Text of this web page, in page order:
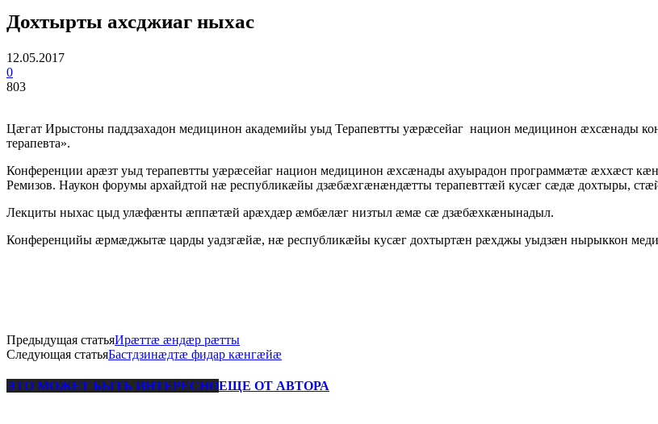
Дохтырты ахсджиаг ныхас
12.05.2017
0
803
Цæгат Ирыстоны паддзахадон медицинон академийы уыд Терапевтты уæрæсейаг национ медицинон æхсæнады
терапевта».
Конференции арæзт уыд терапевтты уæрæсейаг национ медицинон æхсæнады ахуырадон программæтæ æххæст
Ремизов. Наукон форумы архайдтой нæ республикæйы дзæбæхгæнæндæтты терапевттæй кусæг сæдæ дохтыры,
Лекциты ныхас цыд улæфæнты æппæтæй арæхдæр æмбæлæг низтыл æмæ сæ дзæбæхкæнынадыл.
Конференцийы æрмæджытæ царды уадзгæйæ, нæ республикæйы кусæг дохтыртæн рæхджы уыдзæн нырыккон
Предыдущая статьяИрæттæ æндæр рæтты
Следующая статьяБастдзинæдтæ фидар кæнгæйæ
ЭТО МОЖЕТ БЫТЬ ИНТЕРЕСНОЕЩЕ ОТ АВТОРА